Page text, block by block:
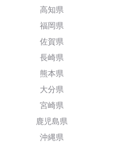
高知県
福岡県
佐賀県
長崎県
熊本県
大分県
宮崎県
鹿児島県
沖縄県